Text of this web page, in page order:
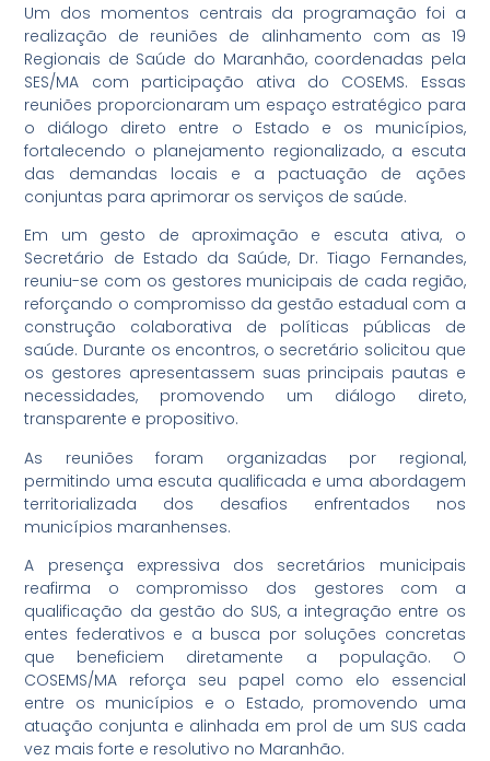
Um dos momentos centrais da programação foi a
realização de reuniões de alinhamento com as 19
Regionais de Saúde do Maranhão, coordenadas pela
SES/MA com participação ativa do COSEMS. Essas
reuniões proporcionaram um espaço estratégico para
o diálogo direto entre o Estado e os municípios,
fortalecendo o planejamento regionalizado, a escuta
das demandas locais e a pactuação de ações
conjuntas para aprimorar os serviços de saúde.
Em um gesto de aproximação e escuta ativa, o
Secretário de Estado da Saúde, Dr. Tiago Fernandes,
reuniu-se com os gestores municipais de cada região,
reforçando o compromisso da gestão estadual com a
construção colaborativa de políticas públicas de
saúde. Durante os encontros, o secretário solicitou que
os gestores apresentassem suas principais pautas e
necessidades, promovendo um diálogo direto,
transparente e propositivo.
As reuniões foram organizadas por regional,
permitindo uma escuta qualificada e uma abordagem
territorializada dos desafios enfrentados nos
municípios maranhenses.
A presença expressiva dos secretários municipais
reafirma o compromisso dos gestores com a
qualificação da gestão do SUS, a integração entre os
entes federativos e a busca por soluções concretas
que beneficiem diretamente a população. O
COSEMS/MA reforça seu papel como elo essencial
entre os municípios e o Estado, promovendo uma
atuação conjunta e alinhada em prol de um SUS cada
vez mais forte e resolutivo no Maranhão.